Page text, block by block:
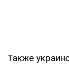
Также